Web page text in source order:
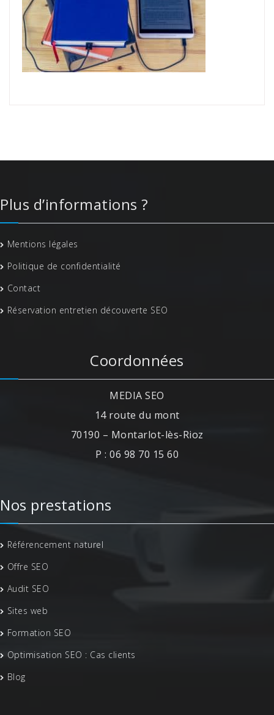
Plus d’informations ?
Mentions légales
Politique de confidentialité
Contact
Réservation entretien découverte SEO
Coordonnées
MEDIA SEO
14 route du mont
70190 – Montarlot-lès-Rioz
P : 06 98 70 15 60
Nos prestations
Référencement naturel
Offre SEO
Audit SEO
Sites web
Formation SEO
Optimisation SEO : Cas clients
Blog